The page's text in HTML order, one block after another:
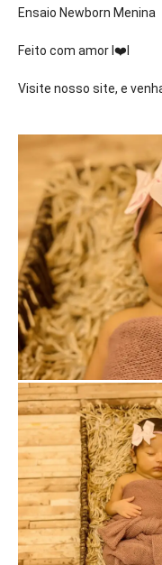
Ensaio Newborn Menina
Feito com amor I ❤️
Visite nosso site, e